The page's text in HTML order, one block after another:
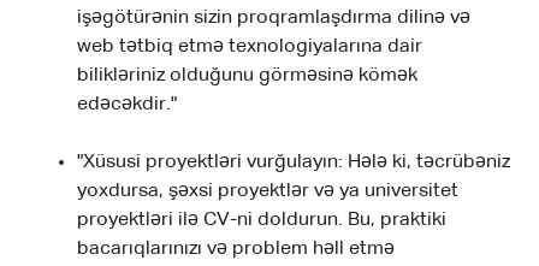
işəgötürənin sizin proqramlaşdırma dilinə və
web tətbiq etmə texnologiyalarına dair
bilikləriniz olduğunu görməsinə kömək
edəcəkdir."
"Xüsusi proyektləri vurğulayın: Hələ ki, təcrübəniz
yoxdursa, şəxsi proyektlər və ya universitet
proyektləri ilə CV-ni doldurun. Bu, praktiki
bacarıqlarınızı və problem həll etmə